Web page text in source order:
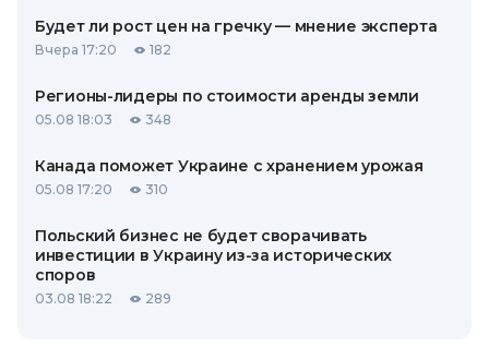
Будет ли рост цен на гречку — мнение эксперта
Вчера 17:20 182
Регионы-лидеры по стоимости аренды земли
05.08 18:03 348
Канада поможет Украине с хранением урожая
05.08 17:20 310
Польский бизнес не будет сворачивать
инвестиции в Украину из-за исторических
споров
03.08 18:22 289